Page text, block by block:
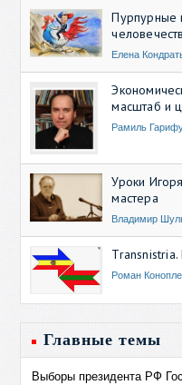
Пурпурные
Елена
масштаб и
Рамиль
Уроки
мастера
Владимир
Роман
Главные темы
Выборы президента РФ